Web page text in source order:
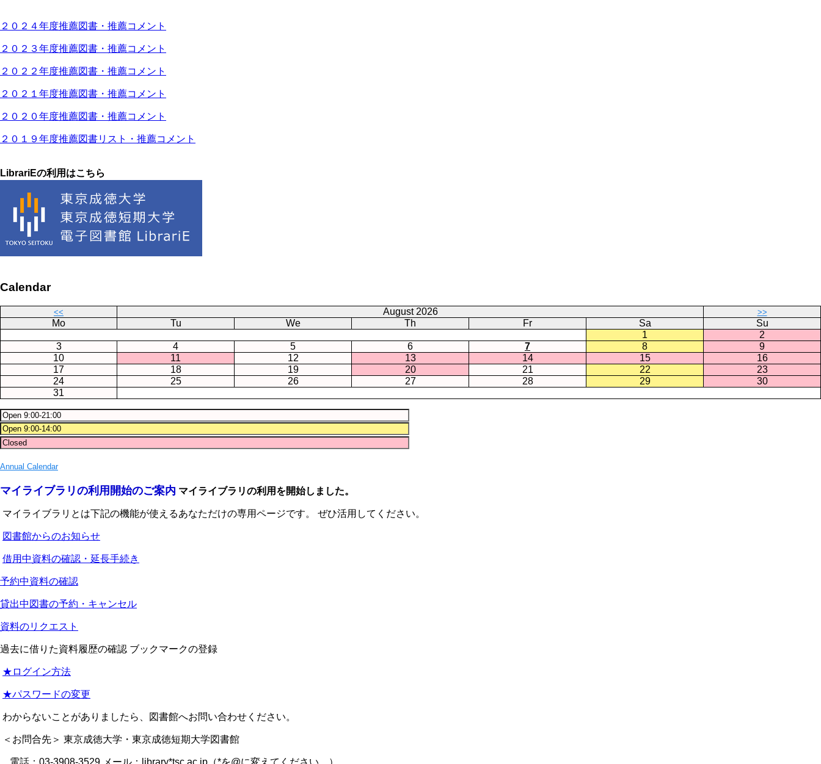
２０２４年度推薦図書・推薦コメント
２０２３年度推薦図書・推薦コメント
２０２２年度推薦図書・推薦コメント
２０２１年度推薦図書・推薦コメント
２０２０年度推薦図書・推薦コメント
２０１９年度推薦図書リスト・推薦コメント
LibrariEの利用はこちら
Calendar
<< August 2026 >>
Mo Tu We Th Fr Sa
Su
1
2
3
4 5 6 7 8
9
10
11 12 13 14 15
16
17
18 19 20 21 22
23
24
25 26 27 28 29
30
31
Annual Calendar
マイライブラリの利用開始のご案内 マイライブラリの利用を開始しました。
マイライブラリとは下記の機能が使えるあなただけの専用ページです。 ぜひ活用してください。
図書館からのお知らせ
借用中資料の確認・延長手続き
予約中資料の確認
貸出中図書の予約・キャンセル
資料のリクエスト
過去に借りた資料履歴の確認 ブックマークの登録
★ログイン方法
★パスワードの変更
わからないことがありましたら、図書館へお問い合わせください。
＜お問合先＞ 東京成徳大学・東京成徳短期大学図書館
電話：03-3908-3529 メール：library*tsc.ac.jp（*を@に変えてください。）